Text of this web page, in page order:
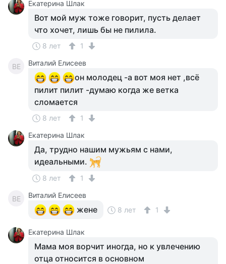
Екатерина Шлак
Вот мой муж тоже говорит, пусть делает
что хочет, лишь бы не пилила.
8 лет 1
ВЕ Виталий Елисеев
он молодец -а вот моя нет ,всё
пилит пилит -думаю когда же ветка
сломается
8 лет
1
Екатерина Шлак
Да, трудно нашим мужьям с нами,
идеальными.
8 лет 1
ВЕ Виталий Елисеев
жене 8 лет 1
Екатерина Шлак
Мама моя ворчит иногда, но к увлечению
отца относится в основном